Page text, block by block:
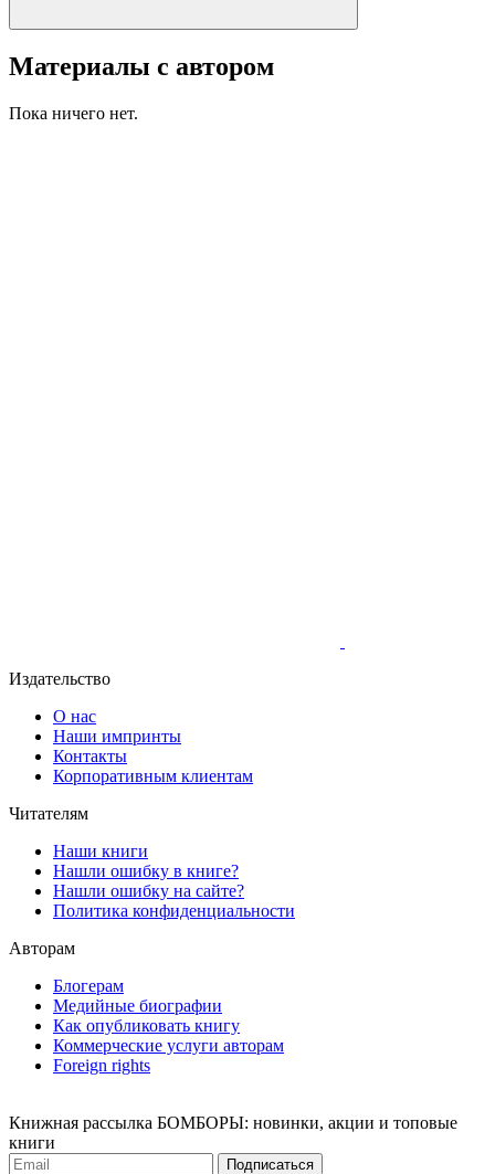
Материалы с автором
Пока ничего нет.
Издательство
О нас
Наши импринты
Контакты
Корпоративным клиентам
Читателям
Наши книги
Нашли ошибку в книге?
Нашли ошибку на сайте?
Политика конфиденциальности
Авторам
Блогерам
Медийные биографии
Как опубликовать книгу
Коммерческие услуги авторам
Foreign rights
Книжная рассылка БОМБОРЫ: новинки, акции и топовые
книги
Подписаться